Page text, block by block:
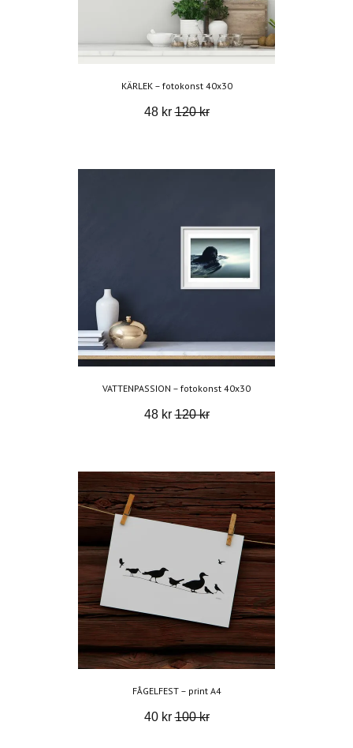
KÄRLEK – fotokonst 40x30
48 kr120 kr
VATTENPASSION – fotokonst 40x30
48 kr120 kr
FÅGELFEST – print A4
40 kr100 kr